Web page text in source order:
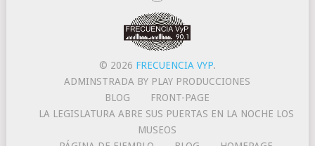
© 2026 FRECUENCIA VYP.
ADMINSTRADA BY PLAY PRODUCCIONES
BLOG
FRONT-PAGE
LA LEGISLATURA ABRE SUS PUERTAS EN LA NOCHE LOS
MUSEOS